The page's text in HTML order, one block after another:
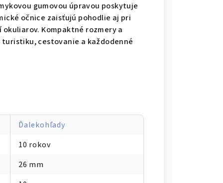
gumovou úpravou poskytuje
očnice zaisťujú pohodlie aj pri
Kompaktné rozmery a
cestovanie a každodenné
Ďalekohľady
10 rokov
26 mm